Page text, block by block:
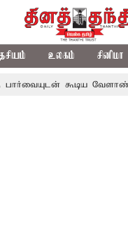
உலகம் சினிமா
வேளாண் பட்ஜெட்: